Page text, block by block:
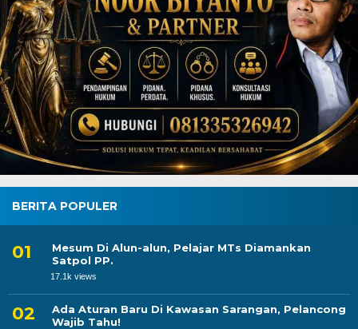
BERITA POPULER
Mesum Di Alun-alun, Pelajar MTs Diamankan
Satpol PP.
17.1k views
Ada Aturan Baru Di Kawasan Sarangan, Pelancong
Wajib Tahu!